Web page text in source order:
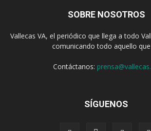
SOBRE NOSOTROS
Vallecas VA, el periódico que llega a todo
comunicando todo aquello que
Contáctanos:
SÍGUENOS